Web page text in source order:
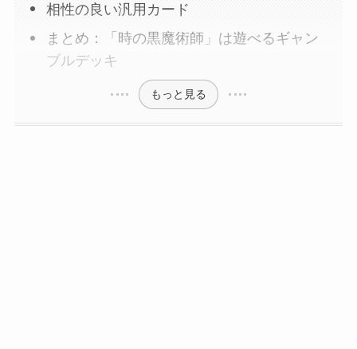
相性の良い汎用カード
まとめ：「時の黒魔術師」は遊べるギャン
ブルデッキ
もっと見る